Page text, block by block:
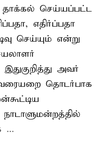
தாக்கல் செய்யப்பட்ட
எதிர்ப்பதா
செய்யும் என்று
அவர்
தொடர்பாக
...